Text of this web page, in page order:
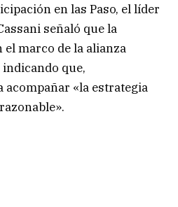
en las Paso, el líder
señaló que la
marco de la alianza
que,
acompañar «la estrategia